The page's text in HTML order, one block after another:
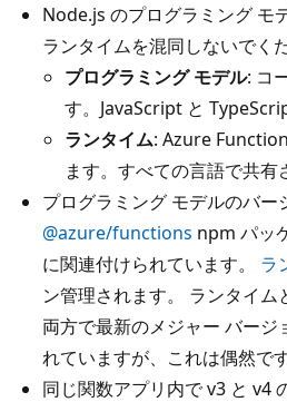
Node.js のプログラミング モ
ランタイムを混同しないでくだ
プログラミング モデル: コ
す。JavaScript と
ランタイム: Azure
ます。すべての言語で共有
プログラミング モデルのバー
@azure/functions npm パッ
に関連付けられています。 ラ
ン管理されます。 ランタイ
両方で最新のメジャー バージ
れていますが、これは偶然です
同じ関数アプリ内で v3 と v4